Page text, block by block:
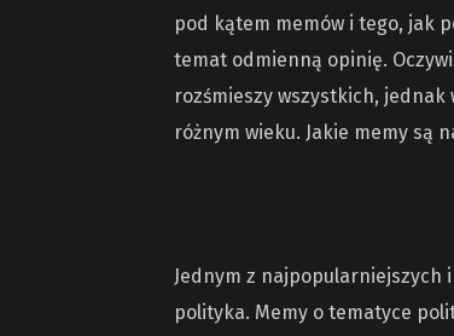
pod kątem memów i tego, jak
temat odmienną opinię.
rozśmieszy wszystkich,
różnym wieku. Jakie memy są
Jednym z najpopularniejszych
polityka. Memy o tematyce